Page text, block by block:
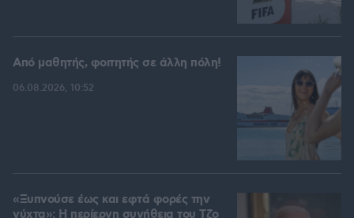
Από μαθητής, φοιτητής σε άλλη πόλη!
06.08.2026, 10:52
«Ξυπνούσε έως και εφτά φορές την